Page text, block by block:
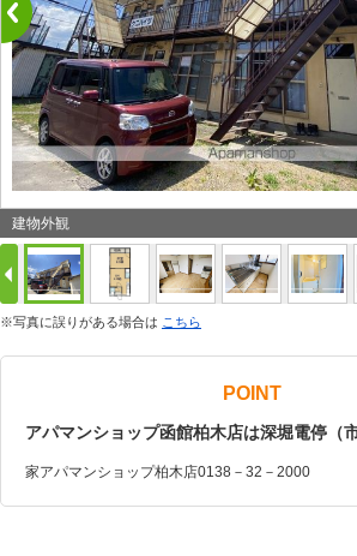
建物外観
※写真に誤りがある場合は こちら
POINT
アパマンショップ函館柏木店は深堀電停（
家アパマンショップ柏木店0138－32－2000